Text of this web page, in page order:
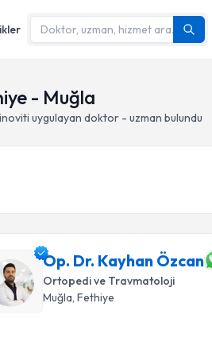
- Muğla
uygulayan doktor - uzman bulundu
Op. Dr. Kayhan Özcan
Ortopedi ve Travmatoloji
Muğla, Fethiye